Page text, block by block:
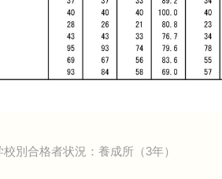
合格者状況：養成所（3年）